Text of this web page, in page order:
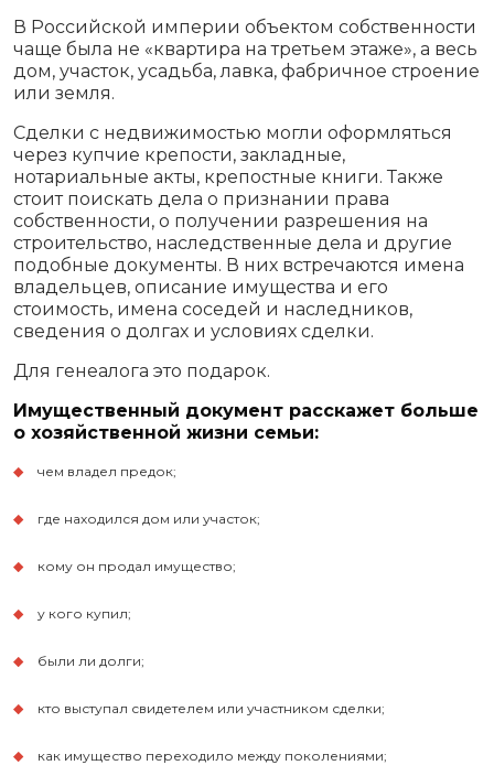
В Российской империи объектом собственности
чаще была не «квартира на третьем этаже», а весь
дом, участок, усадьба, лавка, фабричное строение
или земля.
Сделки с недвижимостью могли оформляться
через купчие крепости, закладные,
нотариальные акты, крепостные книги. Также
стоит поискать дела о признании права
собственности, о получении разрешения на
строительство, наследственные дела и другие
подобные документы. В них встречаются имена
владельцев, описание имущества и его
стоимость, имена соседей и наследников,
сведения о долгах и условиях сделки.
Для генеалога это подарок.
Имущественный документ расскажет больше
о хозяйственной жизни семьи:
чем владел предок;
где находился дом или участок;
кому он продал имущество;
у кого купил;
были ли долги;
кто выступал свидетелем или участником сделки;
как имущество переходило между поколениями;